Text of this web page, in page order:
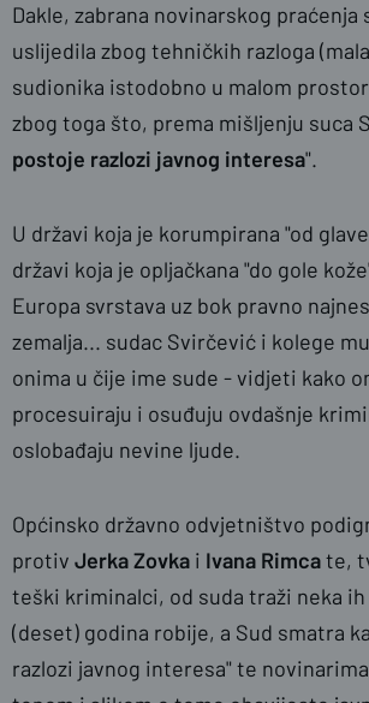
Dakle, zabrana novinarskog praćenja
uslijedila zbog tehničkih razloga
sudionika istodobno u malom
zbog toga što, prema mišljenju suca
postoje razlozi javnog interesa".
U državi koja je korumpirana "od
državi koja je opljačkana "do gole
Europa svrstava uz bok pravno
zemalja... sudac Svirčević i kolege
onima u čije ime sude - vidjeti kako
procesuiraju i osuđuju ovdašnje
oslobađaju nevine ljude.
Općinsko državno odvjetništvo
protiv Jerka Zovka i Ivana Rimcate,
teški kriminalci, od suda traži neka ih
(deset) godina robije, a Sud smatra
razlozi javnog interesa" te